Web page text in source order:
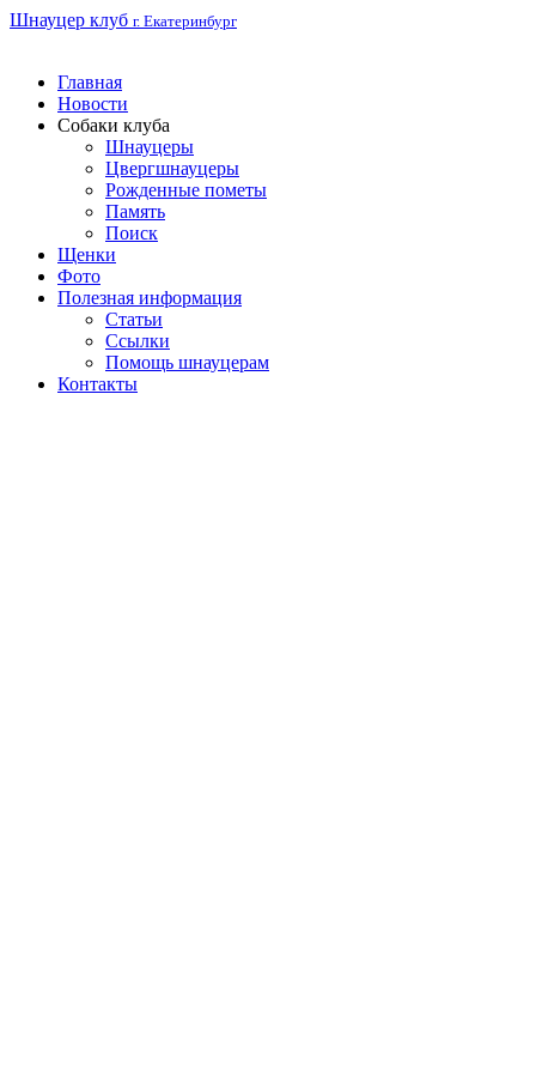
Шнауцер клуб г. Екатеринбург
Главная
Новости
Собаки клуба
Шнауцеры
Цвергшнауцеры
Рожденные пометы
Память
Поиск
Щенки
Фото
Полезная информация
Статьи
Ссылки
Помощь шнауцерам
Контакты